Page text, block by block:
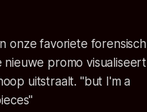
onze favoriete forensisch
promo visualiseert
uitstraalt. "but I'm a